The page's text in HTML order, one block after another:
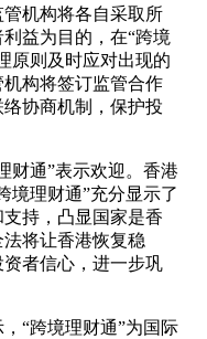
管机构将各自采取所
益为目的，在“跨境
原则及时应对出现的
构将签订监管合作
协商机制，保护投
财通”表示欢迎。香港
境理财通”充分显示了
持，凸显国家是香
将让香港恢复稳
者信心，进一步巩
“跨境理财通”为国际